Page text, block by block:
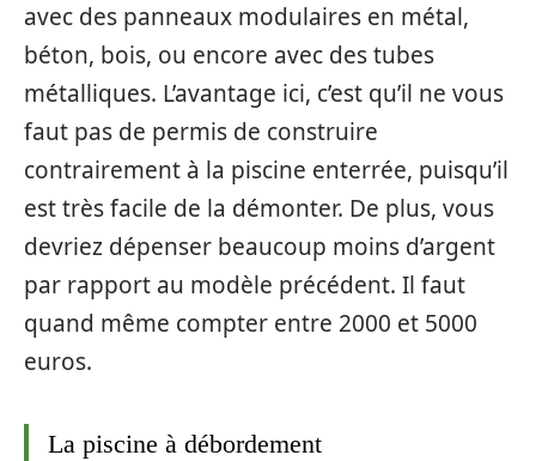
avec des panneaux modulaires en métal,
béton, bois, ou encore avec des tubes
métalliques. L’avantage ici, c’est qu’il ne vous
faut pas de permis de construire
contrairement à la piscine enterrée, puisqu’il
est très facile de la démonter. De plus, vous
devriez dépenser beaucoup moins d’argent
par rapport au modèle précédent. Il faut
quand même compter entre 2000 et 5000
euros.
La piscine à débordement